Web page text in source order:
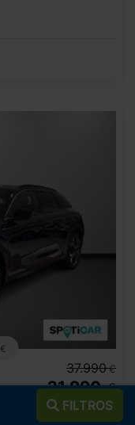
FILTROS
€
37.990 €
21.990 €
262